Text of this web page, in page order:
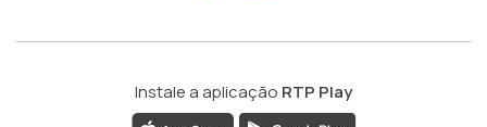
Instale a aplicação RTP Play